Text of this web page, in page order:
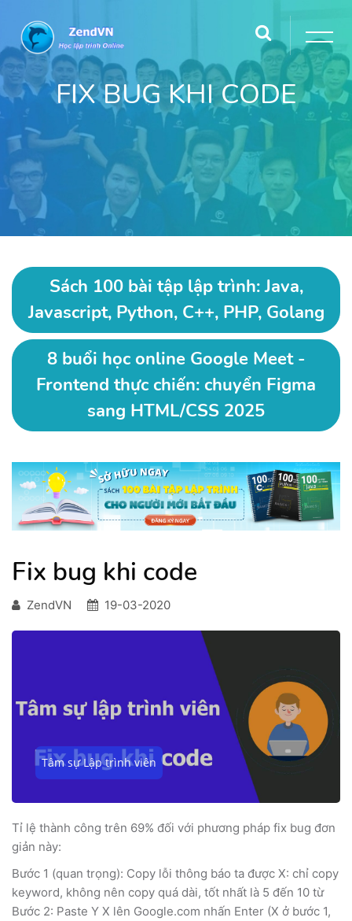
FIX BUG KHI CODE
Sách 100 bài tập lập trình: Java,
Javascript, Python, C++, PHP, Golang
8 buổi học online Google Meet -
Frontend thực chiến: chuyển Figma
sang HTML/CSS 2025
Fix bug khi code
ZendVN 19-03-2020
Tâm sự Lập trình viên
Tỉ lệ thành công trên 69% đối với phương pháp fix bug đơn
giản này:
Bước 1 (quan trọng): Copy lỗi thông báo ta được X: chỉ copy
keyword, không nên copy quá dài, tốt nhất là 5 đến 10 từ
Bước 2: Paste Y X lên Google.com nhấn Enter (X ở bước 1,